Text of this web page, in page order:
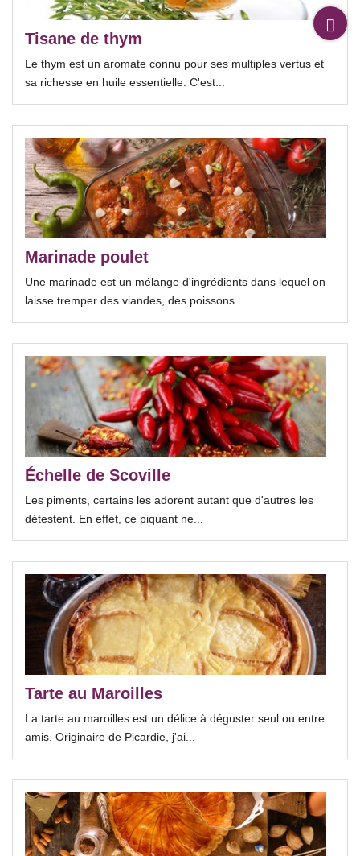
Tisane de thym
Le thym est un aromate connu pour ses multiples vertus et
sa richesse en huile essentielle. C'est...
Marinade poulet
Une marinade est un mélange d'ingrédients dans lequel on
laisse tremper des viandes, des poissons...
Échelle de Scoville
Les piments, certains les adorent autant que d'autres les
détestent. En effet, ce piquant ne...
Tarte au Maroilles
La tarte au maroilles est un délice à déguster seul ou entre
amis. Originaire de Picardie, j'ai...